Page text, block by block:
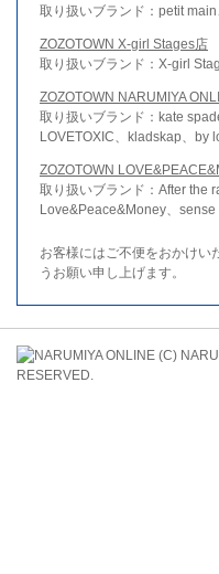
取り扱いブランド：petit
ZOZOTOWN X-girl Stages店
取り扱いブランド：X-girl
ZOZOTOWN NARUMIYA
取り扱いブランド：kate
LOVETOXIC、kladskap、by
ZOZOTOWN
取り扱いブランド：After the
Love&Peace&Money、
お客様にはご不便をおかけい
うお願い申し上げます。